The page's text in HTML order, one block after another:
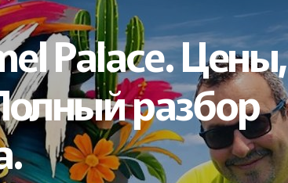
Palace. Цены,
разбор